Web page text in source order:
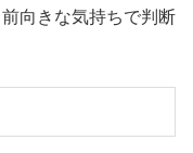
向きな気持ちで判断